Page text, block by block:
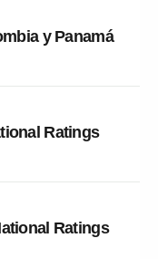
y Panamá
Ratings
Ratings